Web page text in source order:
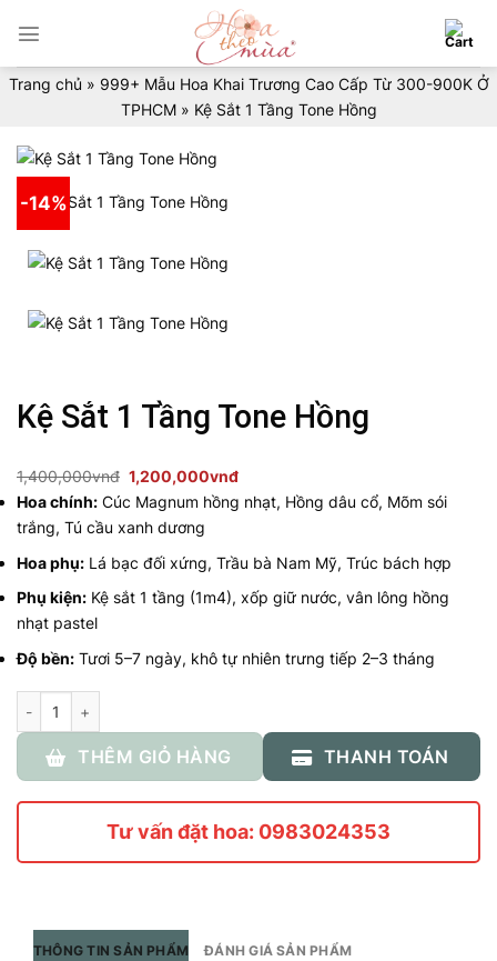
content
Trang chủ » 999+ Mẫu Hoa Khai Trương Cao Cấp Từ 300-900K Ở
TPHCM» Kệ Sắt 1 Tầng Tone Hồng
-14%
Kệ Sắt 1 Tầng Tone Hồng
1,400,000vnđ Giá
gốc
là:
1,400,000vnđ.
1,200,000vnđGiá
hiện
1,200,000vnđ.
Hoa chính: Cúc Magnum hồng nhạt, Hồng dâu cổ, Mõm sói
trắng, Tú cầu xanh dương
Hoa phụ: Lá bạc đối xứng, Trầu bà Nam Mỹ, Trúc bách hợp
Phụ kiện: Kệ sắt 1 tầng (1m4), xốp giữ nước, vân lông hồng
nhạt pastel
Độ bền: Tươi 5–7 ngày, khô tự nhiên trưng tiếp 2–3 tháng
Số lượng
THÊM GIỎ HÀNG THANH TOÁN
Tư vấn đặt hoa: 0983024353
THÔNG TIN SẢN PHẨM ĐÁNH GIÁ SẢN PHẨM